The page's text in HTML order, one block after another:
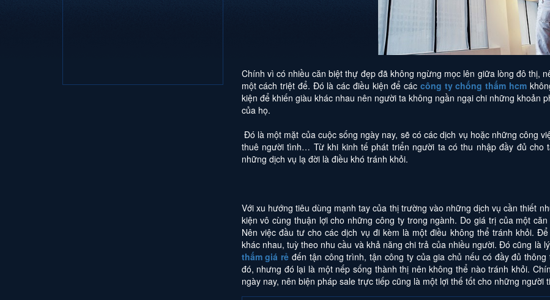
Chính vì có nhiều căn biệt thự đẹp đã không ngừng mọc lên giữa lòng đô thị,
một cách triệt để. Đó là các điều kiện để các công ty chống thấm hcm
kiện để khiến giàu khác nhau nên người ta không ngần ngại chi những khoản
của họ.
Đó là một mặt của cuộc sống ngày nay, sẽ có các dịch vụ hoặc những công
thuê người tình… Từ khi kinh tế phát triển người ta có thu nhập đầy đủ cho
những dịch vụ lạ đời là điều khó tránh khỏi.
Với xu hướng tiêu dùng mạnh tay của thị trường vào những dịch vụ cần thiết
kiện vô cùng thuận lợi cho những công ty trong ngành. Do giá trị của một
Nên việc đầu tư cho các dịch vụ đi kèm là một điều không thể tránh khỏi.
khác nhau, tuỳ theo nhu cầu và khả năng chi trả của nhiều người. Đó cũng là
thấm giá rẻ đến tận công trình, tận công ty của gia chủ nếu có đầy đủ
đó, nhưng đó lại là một nếp sống thành thị nên không thể nào tránh khỏi.
ngày nay, nên biện pháp sale trực tiếp cũng là một lợi thế tốt cho những người